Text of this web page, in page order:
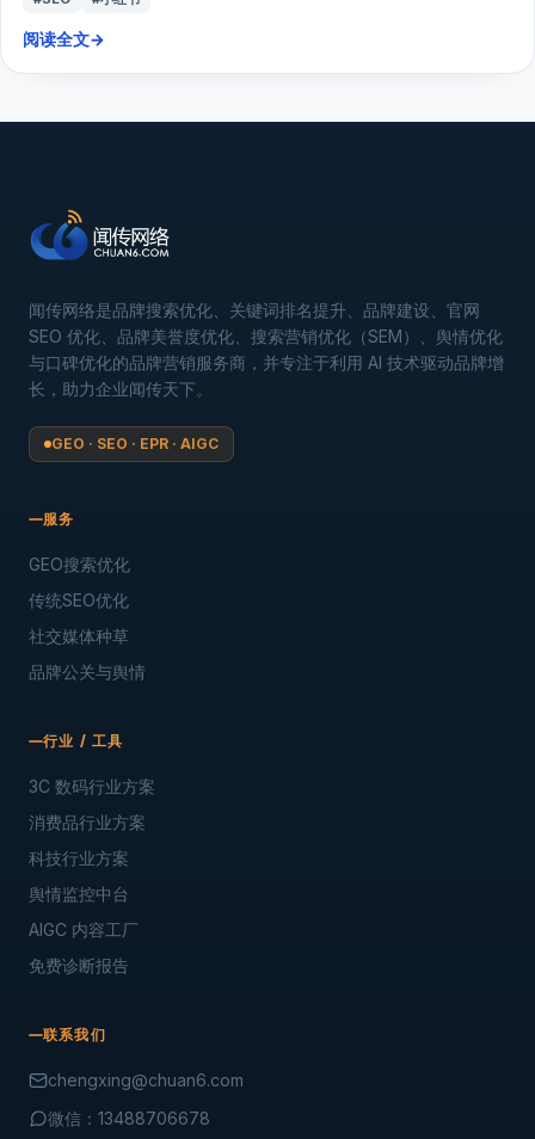
阅读全文→
闻传网络是品牌搜索优化、关键词排名提升、品牌建设、官网
SEO 优化、品牌美誉度优化、搜索营销优化（SEM）、舆情优化
与口碑优化的品牌营销服务商，并专注于利用 AI 技术驱动品牌增
长，助力企业闻传天下。
GEO · SEO · EPR · AIGC
服务
GEO搜索优化
传统SEO优化
社交媒体种草
品牌公关与舆情
行业 / 工具
3C 数码行业方案
消费品行业方案
科技行业方案
舆情监控中台
AIGC 内容工厂
免费诊断报告
联系我们
chengxing@chuan6.com
微信：13488706678